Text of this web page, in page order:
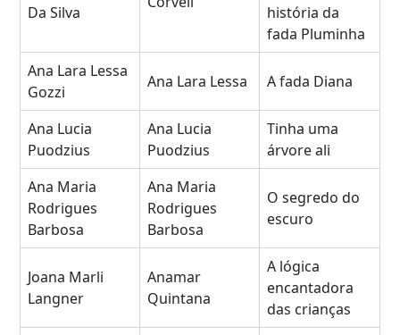
Da Silva
história da
fada Pluminha
Ana Lara Lessa
Gozzi
Ana Lara Lessa A fada Diana
Ana Lucia
Puodzius
Ana Lucia
Puodzius
Tinha uma
árvore ali
Ana Maria
Rodrigues
Barbosa
Ana Maria
Rodrigues
Barbosa
O segredo do
escuro
Joana Marli
Langner
Anamar
Quintana
A lógica
encantadora
das crianças